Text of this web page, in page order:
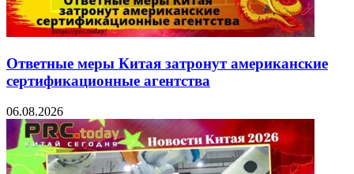
Ответные меры Китая затронут американские
сертификационные агентства
06.08.2026